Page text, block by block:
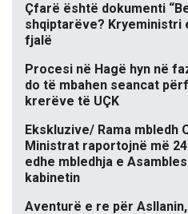
Çfarë është dokumenti
shqiptarëve? Kryeministri
fjalë
Procesi në Hagë hyn në
do të mbahen seancat
krerëve të UÇK
Ekskluzive/ Rama mbledh
Ministrat raportojnë më
edhe mbledhja e
kabinetin
Aventurë e re për